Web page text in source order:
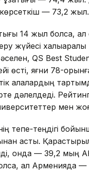
— 73,2 жыл.
14 жыл болса,
жүйесі
QS Best
өсті, яғни 78-
қалалардың
дәлелдеді.
мен
тепе-теңдігі
асты.
онда — 39,2 мың
ал Арменияда